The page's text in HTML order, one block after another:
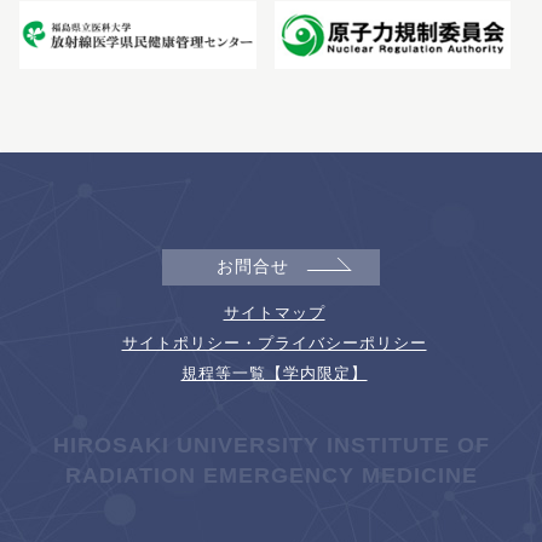
お問合せ
サイトマップ
サイトポリシー・プライバシーポリシー
規程等一覧【学内限定】
HIROSAKI UNIVERSITY INSTITUTE OF
RADIATION EMERGENCY MEDICINE